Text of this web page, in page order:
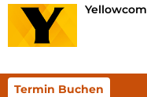
Yellowcom
Termin Buchen